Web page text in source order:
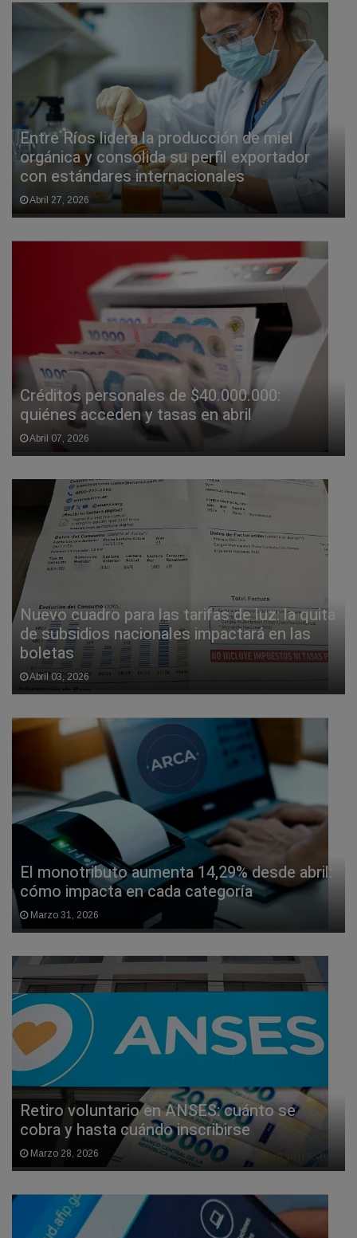
Entre Ríos lidera la producción de miel
orgánica y consolida su perfil exportador
con estándares internacionales
Abril 27, 2026
Créditos personales de $40.000.000:
quiénes acceden y tasas en abril
Abril 07, 2026
Nuevo cuadro para las tarifas de luz: la quita
de subsidios nacionales impactará en las
boletas
Abril 03, 2026
El monotributo aumenta 14,29% desde abril:
cómo impacta en cada categoría
Marzo 31, 2026
Retiro voluntario en ANSES: cuánto se
cobra y hasta cuándo inscribirse
Marzo 28, 2026